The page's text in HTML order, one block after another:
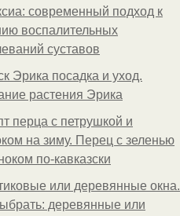
современный подход к
воспалительных
суставов
Эрика посадка и уход.
растения Эрика
перца с петрушкой и
на зиму. Перец с зеленью
по-кавказски
или деревянные окна.
деревянные или